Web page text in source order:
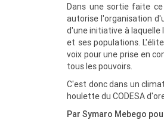
Dans une sortie faite
autorise l'organisation
d'une initiative à laquelle
et ses populations.
voix pour une prise en
tous les pouvoirs.
C'est donc dans un
houlette du CODESA
Par Symaro Mebego